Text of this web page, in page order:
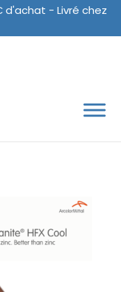
d'achat - Livré chez